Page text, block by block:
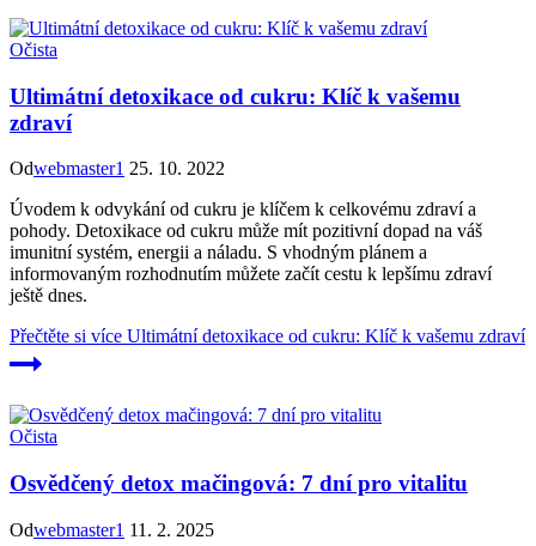
Očista
Ultimátní detoxikace od cukru: Klíč k vašemu
zdraví
Odwebmaster1 25. 10. 2022
Úvodem k odvykání od cukru je klíčem k celkovému zdraví a
pohody. Detoxikace od cukru může mít pozitivní dopad na váš
imunitní systém, energii a náladu. S vhodným plánem a
informovaným rozhodnutím můžete začít cestu k lepšímu zdraví
ještě dnes.
Přečtěte si více Ultimátní detoxikace od cukru: Klíč k vašemu zdraví
Očista
Osvědčený detox mačingová: 7 dní pro vitalitu
Odwebmaster1 11. 2. 2025